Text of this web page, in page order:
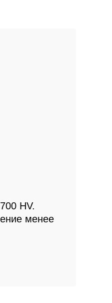
HV.
менее